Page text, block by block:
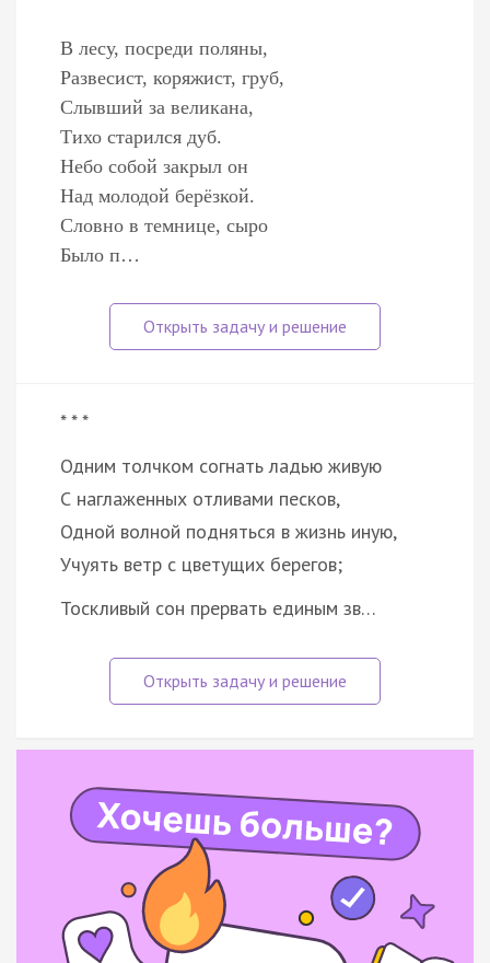
В лесу, посреди поляны,
Развесист, коряжист, груб,
Слывший за великана,
Тихо старился дуб.
Небо собой закрыл он
Над молодой берёзкой.
Словно в темнице, сыро
Было п…
* * *
Одним толчком согнать ладью живую
С наглаженных отливами песков,
Одной волной подняться в жизнь иную,
Учуять ветр с цветущих берегов;
Тоскливый сон прервать единым зв…